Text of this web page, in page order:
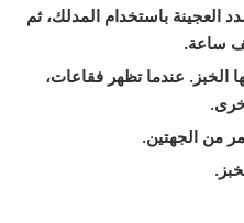
باستخدام المدلك، ثم
ساعة.
عندما تظهر فقاعات،
من الجهتين.